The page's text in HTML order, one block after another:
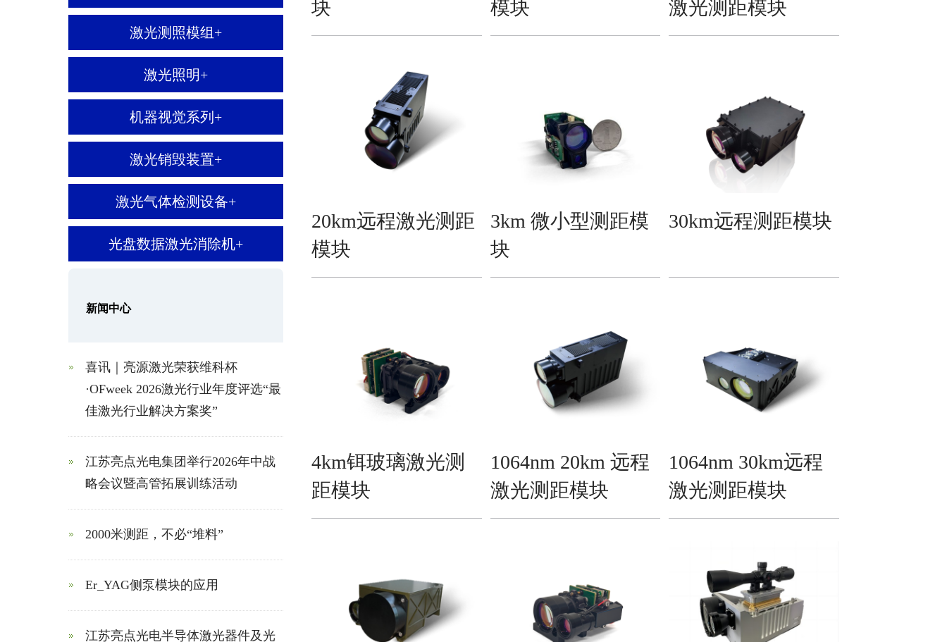
激光测照模组 +
激光照明+
机器视觉系列 +
激光销毁装置+
激光气体检测设备+
光盘数据激光消除机+
新闻中心
喜讯｜亮源激光荣获维科杯
·OFweek 2026激光行业年度评选“最
佳激光行业解决方案奖”
江苏亮点光电集团举行2026年中战
略会议暨高管拓展训练活动
2000米测距，不必“堆料”
Er_YAG侧泵模块的应用
江苏亮点光电半导体激光器件及光
块
模块
激光测距模块
20km远程激光测距
模块
3km 微小型测距模
块
30km远程测距模块
4km铒玻璃激光测
距模块
1064nm 20km 远程
激光测距模块
1064nm 30km远程
激光测距模块